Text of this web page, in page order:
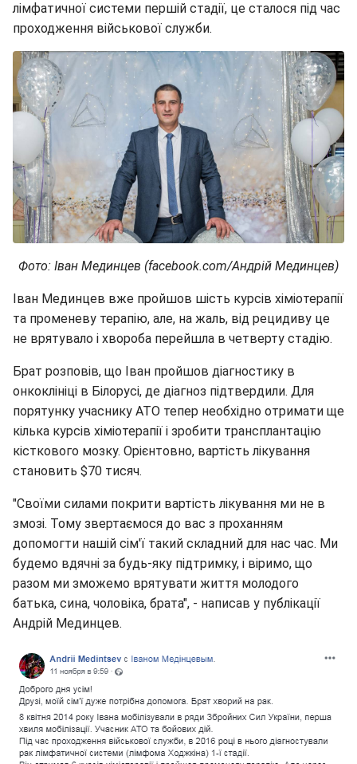
лімфатичної системи першій стадії, це сталося під час
проходження військової служби.
Фото: Іван Мединцев (facebook.com/Андрій Мединцев)
Іван Мединцев вже пройшов шість курсів хіміотерапії
та променеву терапію, але, на жаль, від рецидиву це
не врятувало і хвороба перейшла в четверту стадію.
Брат розповів, що Іван пройшов діагностику в
онкоклініці в Білорусі, де діагноз підтвердили. Для
порятунку учаснику АТО тепер необхідно отримати ще
кілька курсів хіміотерапії і зробити трансплантацію
кісткового мозку. Орієнтовно, вартість лікування
становить $70 тисяч.
"Своїми силами покрити вартість лікування ми не в
змозі. Тому звертаємося до вас з проханням
допомогти нашій сім'ї такий складний для нас час. Ми
будемо вдячні за будь-яку підтримку, і віримо, що
разом ми зможемо врятувати життя молодого
батька, сина, чоловіка, брата", - написав у публікації
Андрій Мединцев.